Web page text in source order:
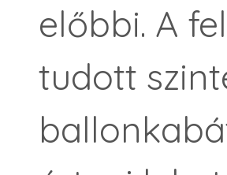
előbbi. A
tudott